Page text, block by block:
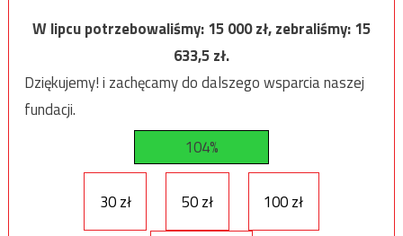
W lipcu potrzebowaliśmy:15 000zł, zebraliśmy:15
633,5zł.
Dziękujemy! i zachęcamy do dalszego wsparcia naszej
fundacji.
104%
30 zł 50 zł 100 zł